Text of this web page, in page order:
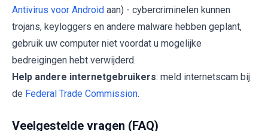
Antivirus voor Android aan) - cybercriminelen kunnen
trojans, keyloggers en andere malware hebben geplant,
gebruik uw computer niet voordat u mogelijke
bedreigingen hebt verwijderd.
Help andere internetgebruikers: meld internetscam bij
de Federal Trade Commission.
Veelgestelde vragen (FAQ)